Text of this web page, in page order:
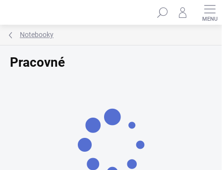
Hledat
Notebooky
Pracovné